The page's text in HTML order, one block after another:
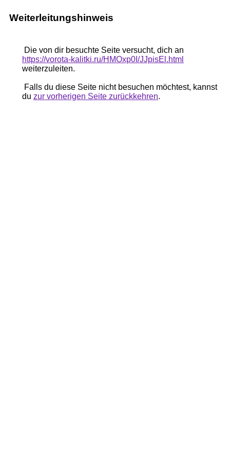
Weiterleitungshinweis
Die von dir besuchte Seite versucht, dich an
https://vorota-kalitki.ru/HMOxp0I/JJpisEl.html
weiterzuleiten.
Falls du diese Seite nicht besuchen möchtest, kannst
du zur vorherigen Seite zurückkehren.